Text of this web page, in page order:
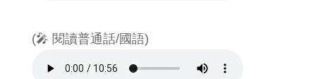
(🎤 閱讀普通話/國語)